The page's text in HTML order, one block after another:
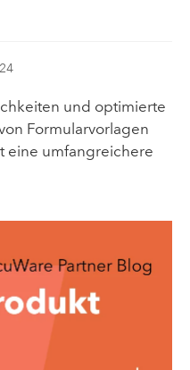
und optimierte
Formularvorlagen
eine umfangreichere